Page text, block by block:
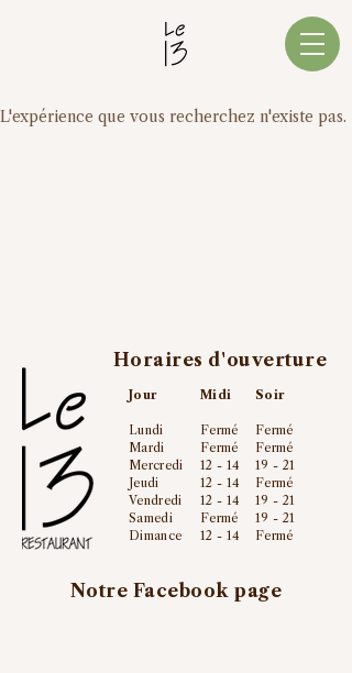
L'expérience que vous recherchez n'existe pas.
Horaires d'ouverture
Jour
Lundi
Mardi
Mercredi
Jeudi
Vendredi
Samedi
Dimance
Midi
Fermé
Fermé
12 - 14
12 - 14
12 - 14
Fermé
12 - 14
Soir
Fermé
Fermé
19 - 21
Fermé
19 - 21
19 - 21
Fermé
Notre Facebook page